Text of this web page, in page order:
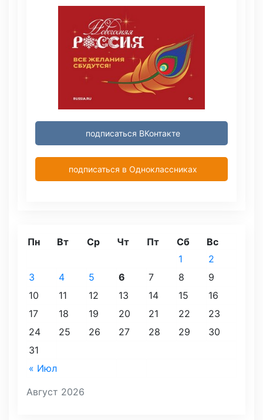
подписаться ВКонтакте
подписаться в Одноклассниках
Август 2026
Пн Вт Ср Чт Пт Сб Вс
« Июл
1
2
3
4 5 6 7 8
9
10
11 12 13 14 15
16
17
18 19 20 21 22
23
24
25 26 27 28 29
30
31